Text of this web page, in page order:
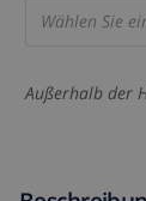
Wählen Sie
Außerhalb der